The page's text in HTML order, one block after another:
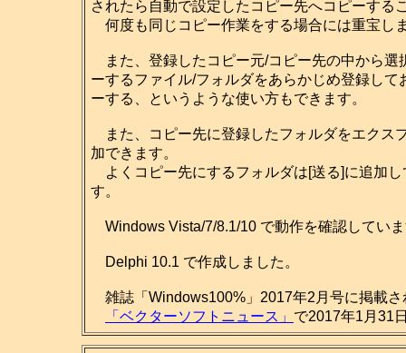
されたら自動で設定したコピー先へコピーする
何度も同じコピー作業をする場合には重宝し
また、登録したコピー元/コピー先の中から選
ーするファイル/フォルダをあらかじめ登録し
ーする、というような使い方もできます。
また、コピー先に登録したフォルダをエクス
加できます。
よくコピー先にするフォルダは[送る]に追加
す。
Windows Vista/7/8.1/10 で動作を確認してい
Delphi 10.1 で作成しました。
雑誌「Windows100%」2017年2月号に掲載さ
「ベクターソフトニュース」 で2017年1月31